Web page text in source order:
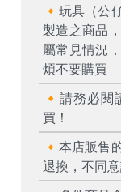
🔸玩具（公
製造之商品
屬常見情況
煩不要購買
🔸請務必閱
買！
🔸本店販售
退換，不同